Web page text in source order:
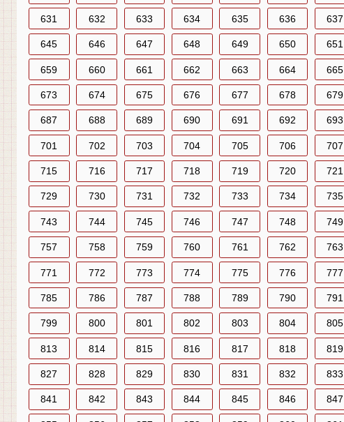
631 632 633 634 635 636 637
645 646 647 648 649 650 651
659 660 661 662 663 664 665
673 674 675 676 677 678 679
687 688 689 690 691 692 693
701 702 703 704 705 706 707
715 716 717 718 719 720 721
729 730 731 732 733 734 735
743 744 745 746 747 748 749
757 758 759 760 761 762 763
771 772 773 774 775 776 777
785 786 787 788 789 790 791
799 800 801 802 803 804 805
813 814 815 816 817 818 819
827 828 829 830 831 832 833
841 842 843 844 845 846 847